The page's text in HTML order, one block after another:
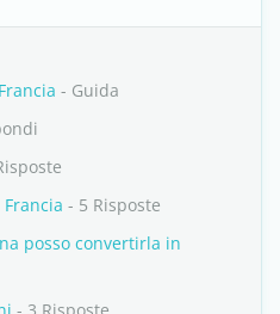
- Guida
- 5 Risposte
posso convertirla in